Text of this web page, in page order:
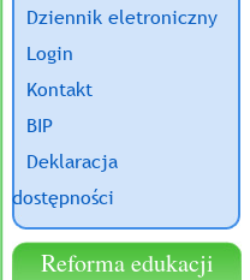
Dziennik eletroniczny
Login
Kontakt
BIP
Deklaracja
dostępności
Reforma edukacji